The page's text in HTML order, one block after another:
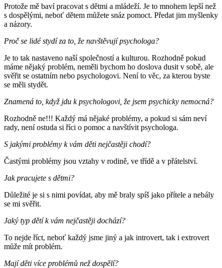
Protože mě baví pracovat s dětmi a mládeží. Je to mnohem lepší než
s dospělými, neboť dětem můžete snáz pomoct. Předat jim myšlenky
a názory.
Proč se lidé stydí za to, že navštěvují psychologa?
Je to tak nastaveno naší společností a kulturou. Rozhodně pokud
máme nějaký problém, neměli bychom ho doslova dusit v sobě, ale
svěřit se ostatním nebo psychologovi. Není to věc, za kterou byste
se měli stydět.
Znamená to, když jdu k psychologovi, že jsem psychicky nemocná?
Rozhodně ne!!! Každý má nějaké problémy, a pokud si sám neví
rady, není ostuda si říci o pomoc a navštívit psychologa.
S jakými problémy k vám děti nejčastěji chodí?
Častými problémy jsou vztahy v rodině, ve třídě a v přátelství.
Jak pracujete s dětmi?
Důležité je si s nimi povídat, aby mě braly spíš jako přítele a nebály
se mi svěřit.
Jaký typ dětí k vám nejčastěji dochází?
To nejde říct, neboť každý jsme jiný a jak introvert, tak i extrovert
může mít problém.
Mají děti více problémů než dospělí?